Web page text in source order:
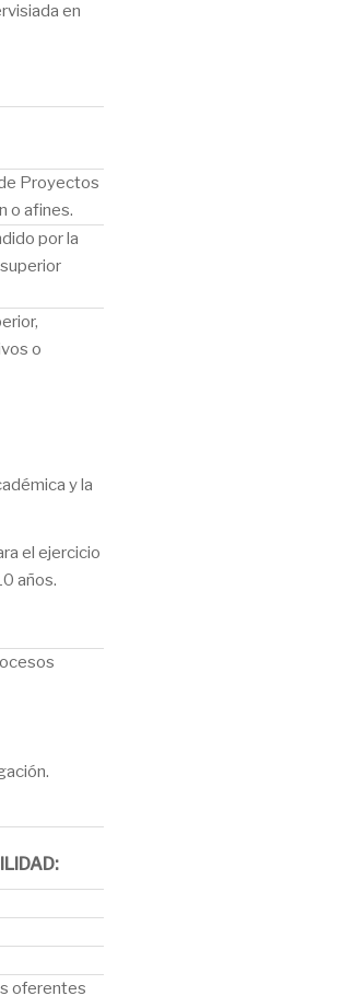
en
Proyectos
o afines.
por la
o
y la
el ejercicio
años.
oferentes